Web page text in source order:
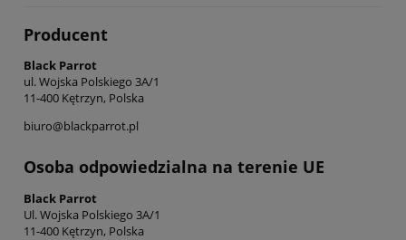
Producent
Black Parrot
ul. Wojska Polskiego 3A/1
11-400 Kętrzyn, Polska
biuro@blackparrot.pl
Osoba odpowiedzialna na terenie UE
Black Parrot
Ul. Wojska Polskiego 3A/1
11-400 Kętrzyn, Polska